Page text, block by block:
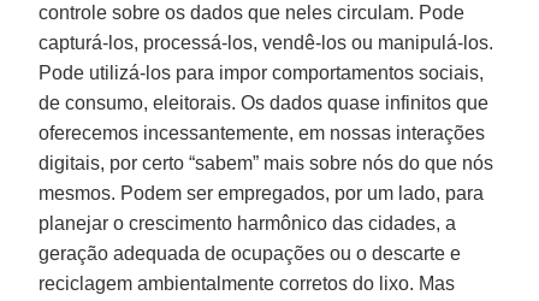
controle sobre os dados que neles circulam. Pode
capturá-los, processá-los, vendê-los ou manipulá-los.
Pode utilizá-los para impor comportamentos sociais,
de consumo, eleitorais. Os dados quase infinitos que
oferecemos incessantemente, em nossas interações
digitais, por certo “sabem” mais sobre nós do que nós
mesmos. Podem ser empregados, por um lado, para
planejar o crescimento harmônico das cidades, a
geração adequada de ocupações ou o descarte e
reciclagem ambientalmente corretos do lixo. Mas